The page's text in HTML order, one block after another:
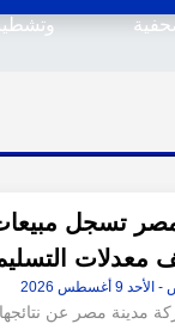
معدلات التسليم
مدينة مصر عن نتائجها